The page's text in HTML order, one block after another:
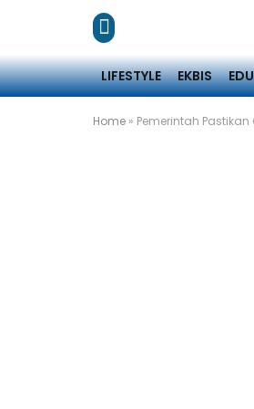
LIFESTYLE EKBIS EDU
Home » Pemerintah